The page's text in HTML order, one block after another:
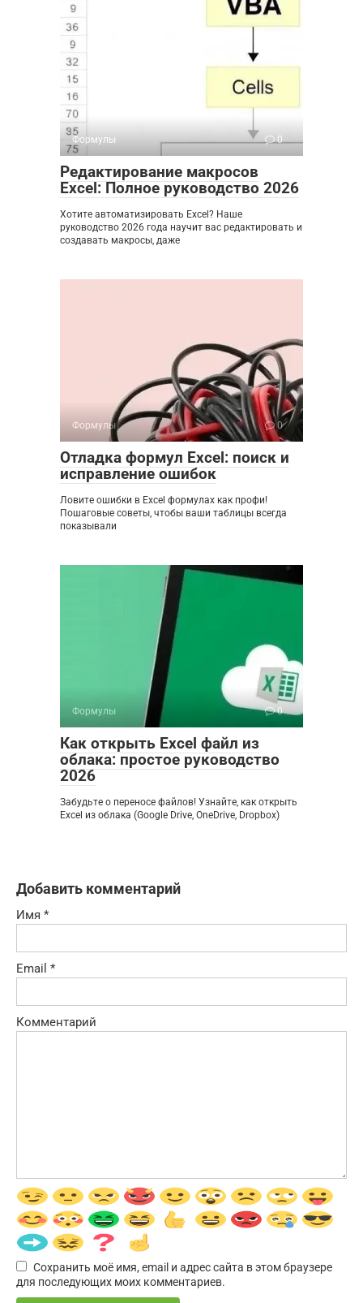
Формулы 0
Редактирование макросов
Excel: Полное руководство 2026
Хотите автоматизировать Excel? Наше
руководство 2026 года научит вас редактировать и
создавать макросы, даже
Формулы 0
Отладка формул Excel: поиск и
исправление ошибок
Ловите ошибки в Excel формулах как профи!
Пошаговые советы, чтобы ваши таблицы всегда
показывали
Формулы 0
Как открыть Excel файл из
облака: простое руководство
2026
Забудьте о переносе файлов! Узнайте, как открыть
Excel из облака (Google Drive, OneDrive, Dropbox)
Добавить комментарий
Имя *
Email *
Комментарий
Сохранить моё имя, email и адрес сайта в этом браузере
для последующих моих комментариев.